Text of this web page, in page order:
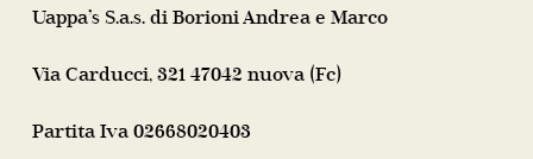
Uappa’s S.a.s. di Borioni Andrea e Marco
Via Carducci, 321 47042 nuova (Fc)
Partita Iva 02668020403